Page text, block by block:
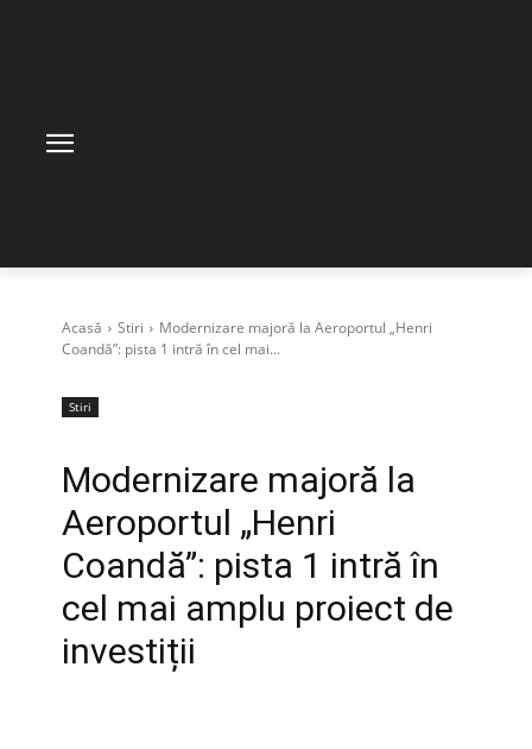
Acasă Stiri
Modernizare majoră la Aeroportul „Henri
Coandă”: pista 1 intră în cel mai...
Stiri
Modernizare majoră la
Aeroportul „Henri
Coandă”: pista 1 intră în
cel mai amplu proiect de
investiții